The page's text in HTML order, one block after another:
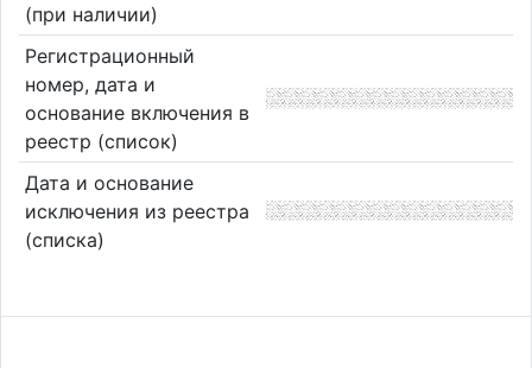
(при наличии)
Регистрационный
номер, дата и
основание включения в
реестр (список)
Дата и основание
исключения из реестра
(списка)